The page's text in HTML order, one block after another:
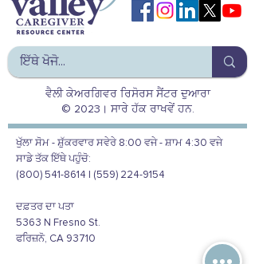
ਵੈਲੀ ਕੇਅਰਗਿਵਰ ਰਿਸੋਰਸ ਸੈਂਟਰ ਦੁਆਰਾ
© 2023। ਸਾਰੇ ਹੱਕ ਰਾਖਵੇਂ ਹਨ.
ਖੁੱਲਾ ਸੋਮ - ਸ਼ੁੱਕਰਵਾਰ ਸਵੇਰੇ 8:00 ਵਜੇ - ਸ਼ਾਮ 4:30 ਵਜੇ
ਸਾਡੇ ਤੱਕ ਇੱਥੇ ਪਹੁੰਚੋ:
(800) 541-8614 | (559) 224-9154
ਦਫ਼ਤਰ ਦਾ ਪਤਾ
5363 N Fresno St.
ਫਰਿਜ਼ਨੋ, CA 93710